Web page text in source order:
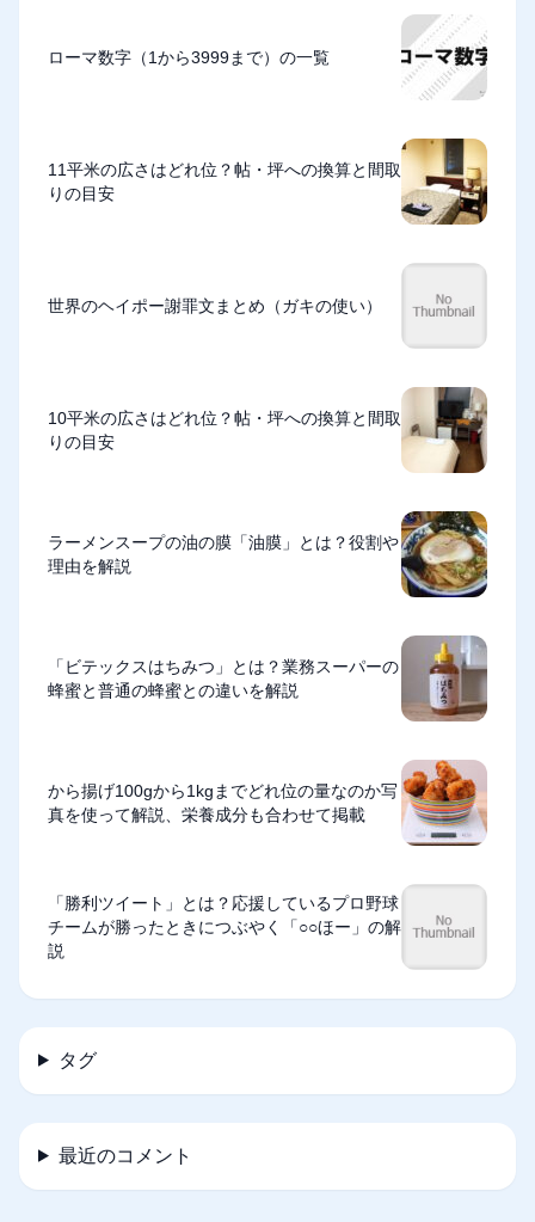
ローマ数字（1から3999まで）の一覧
11平米の広さはどれ位？帖・坪への換算と間取
りの目安
世界のヘイポー謝罪文まとめ（ガキの使い）
10平米の広さはどれ位？帖・坪への換算と間取
りの目安
ラーメンスープの油の膜「油膜」とは？役割や
理由を解説
「ビテックスはちみつ」とは？業務スーパーの
蜂蜜と普通の蜂蜜との違いを解説
から揚げ100gから1kgまでどれ位の量なのか写
真を使って解説、栄養成分も合わせて掲載
「勝利ツイート」とは？応援しているプロ野球
チームが勝ったときにつぶやく「○○ほー」の解
説
タグ
最近のコメント